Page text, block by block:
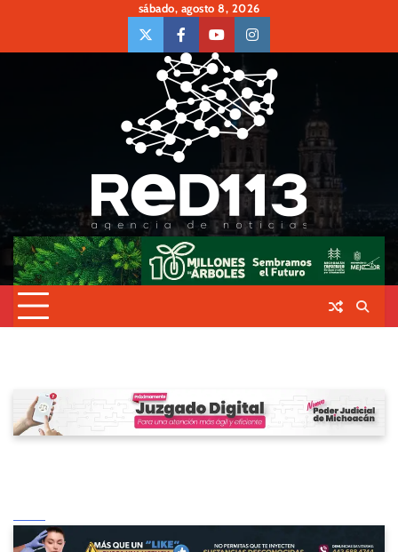
content
sábado, agosto 8, 2026
twiter Face Youtubeinsta